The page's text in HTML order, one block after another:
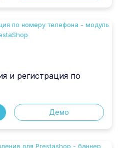
и регистрация по
Демо